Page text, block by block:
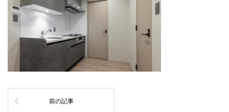
前の記事